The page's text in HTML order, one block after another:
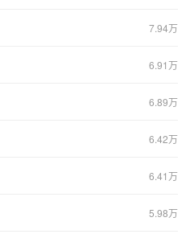
7.94万
6.91万
6.89万
6.42万
6.41万
5.98万